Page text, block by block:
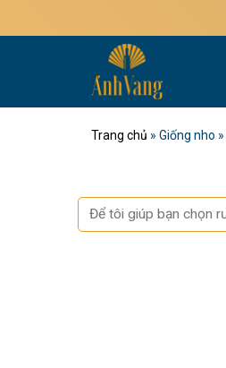
qua
Trang chủ » Giống nho »
Tìm
kiếm: